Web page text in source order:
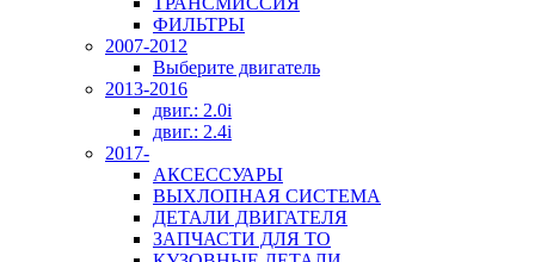
ФИЛЬТРЫ
2007-2012
Выберите двигатель
2013-2016
двиг.: 2.0i
двиг.: 2.4i
2017-
АКСЕССУАРЫ
ВЫХЛОПНАЯ СИСТЕМА
ДЕТАЛИ ДВИГАТЕЛЯ
ЗАПЧАСТИ ДЛЯ ТО